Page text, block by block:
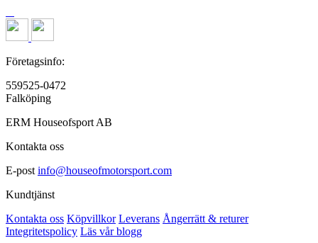
Företagsinfo:
559525-0472
Falköping
ERM Houseofsport AB
Kontakta oss
E-post info@houseofmotorsport.com
Kundtjänst
Kontakta oss Köpvillkor Leverans Ångerrätt & returer
Integritetspolicy Läs vår blogg